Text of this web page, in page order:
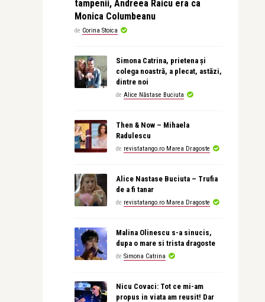
tampenii, Andreea Raicu era ca
Monica Columbeanu
de Corina Stoica
Simona Catrina, prietena și
colega noastră, a plecat, astăzi,
dintre noi
de Alice Năstase Buciuta
Then & Now – Mihaela
Radulescu
de revistatango.ro Marea Dragoste
Alice Nastase Buciuta – Trufia
de a fi tanar
de revistatango.ro Marea Dragoste
Malina Olinescu s-a sinucis,
dupa o mare si trista dragoste
de Simona Catrina
Nicu Covaci: Tot ce mi-am
propus in viata am reusit! Dar